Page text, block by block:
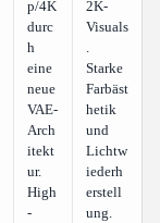
p/4K
durc
h
eine
neue
VAE-
Arch
itekt
ur.
High
-
2K-
Visuals
.
Starke
Farbäst
hetik
und
Lichtw
iederh
erstell
ung.